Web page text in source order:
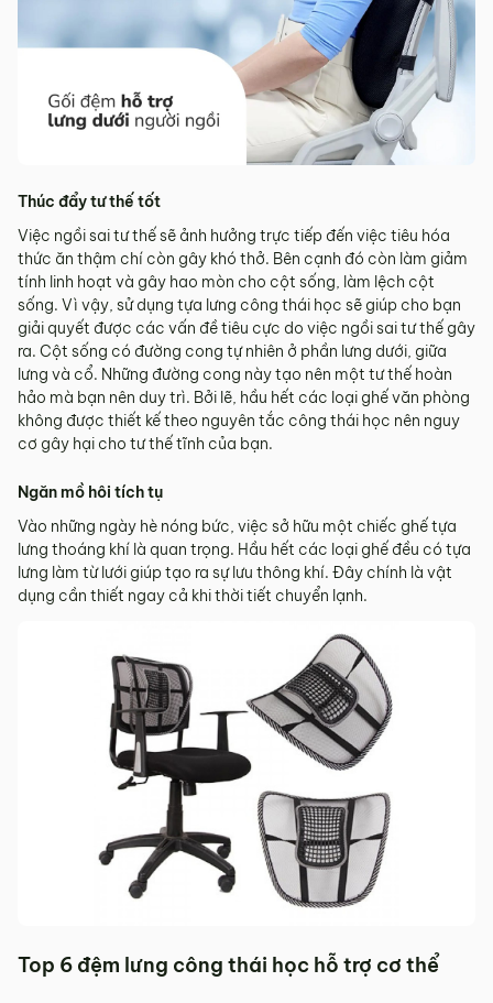
Thúc đẩy tư thế tốt
Việc ngồi sai tư thế sẽ ảnh hưởng trực tiếp đến việc tiêu hóa
thức ăn thậm chí còn gây khó thở. Bên cạnh đó còn làm giảm
tính linh hoạt và gây hao mòn cho cột sống, làm lệch cột
sống. Vì vậy, sử dụng tựa lưng công thái học sẽ giúp cho bạn
giải quyết được các vấn đề tiêu cực do việc ngồi sai tư thế gây
ra. Cột sống có đường cong tự nhiên ở phần lưng dưới, giữa
lưng và cổ. Những đường cong này tạo nên một tư thế hoàn
hảo mà bạn nên duy trì. Bởi lẽ, hầu hết các loại ghế văn phòng
không được thiết kế theo nguyên tắc công thái học nên nguy
cơ gây hại cho tư thế tĩnh của bạn.
Ngăn mồ hôi tích tụ
Vào những ngày hè nóng bức, việc sở hữu một chiếc ghế tựa
lưng thoáng khí là quan trọng. Hầu hết các loại ghế đều có tựa
lưng làm từ lưới giúp tạo ra sự lưu thông khí. Đây chính là vật
dụng cần thiết ngay cả khi thời tiết chuyển lạnh.
Top 6 đệm lưng công thái học hỗ trợ cơ thể